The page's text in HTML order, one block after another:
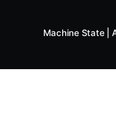
Machine State |